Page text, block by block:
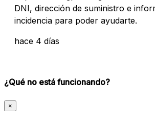
DNI, dirección de suministro e
incidencia para poder ayudarte.
hace 4 días
¿Qué no está funcionando?
×